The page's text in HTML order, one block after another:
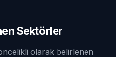
Sektörler
olarak belirlenen